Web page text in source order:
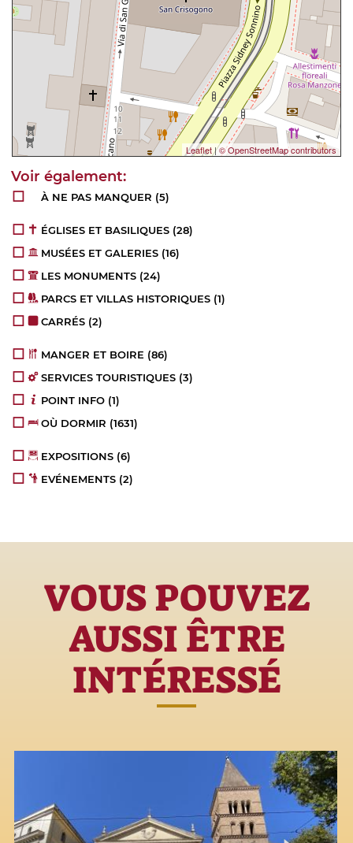
Leaflet|© OpenStreetMap contributors
À NE PAS MANQUER (5)
ÉGLISES ET BASILIQUES (28)
MUSÉES ET GALERIES (16)
LES MONUMENTS (24)
PARCS ET VILLAS HISTORIQUES (1)
CARRÉS (2)
MANGER ET BOIRE (86)
SERVICES TOURISTIQUES (3)
POINT INFO (1)
OÙ DORMIR (1631)
EXPOSITIONS (6)
EVÉNEMENTS (2)
VOUS POUVEZ
AUSSI ÊTRE
INTÉRESSÉ